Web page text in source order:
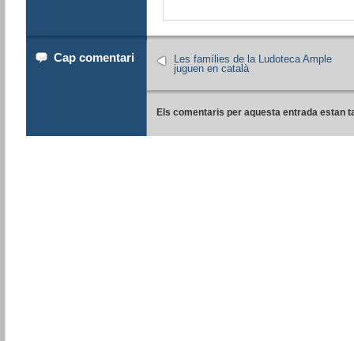
Cap comentari
Les famílies de la Ludoteca Ample
juguen en català
Els comentaris per aquesta entrada estan